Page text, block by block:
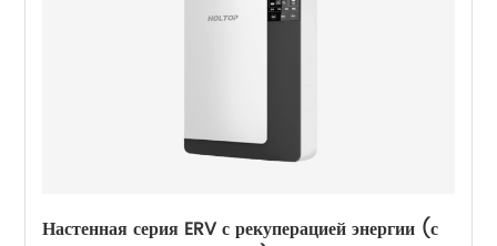
Настенная серия ERV с рекуперацией энергии (с